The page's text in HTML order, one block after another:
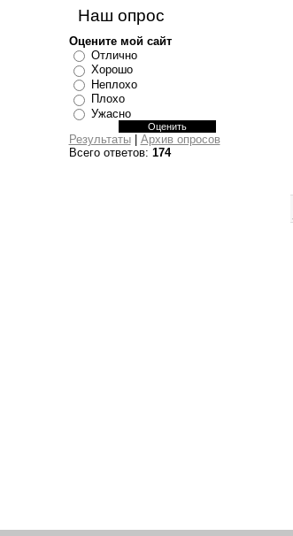
Наш опрос
Оцените мой сайт
Отлично
Хорошо
Неплохо
Плохо
Ужасно
Результаты| Архив опросов
Всего ответов: 174